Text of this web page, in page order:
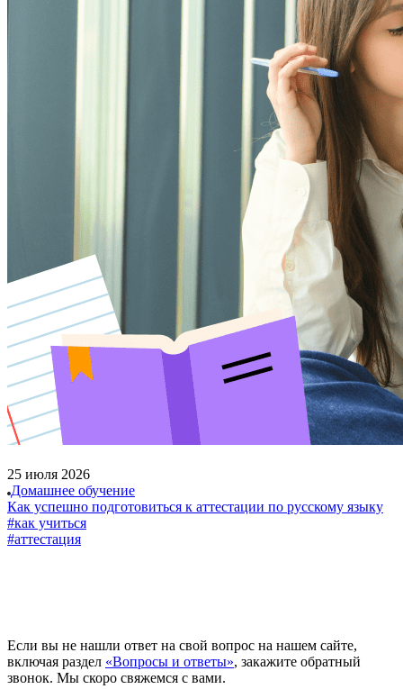
25 июля 2026
Домашнее обучение
Как успешно подготовиться к аттестации по русскому языку
#как учиться
#аттестация
Если вы не нашли ответ на свой вопрос на нашем сайте,
включая раздел «Вопросы и ответы», закажите обратный
звонок. Мы скоро свяжемся с вами.